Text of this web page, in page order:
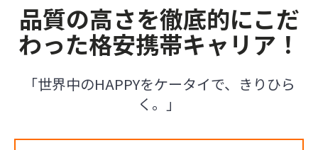
品質の高さを徹底的にこだ
わった格安携帯キャリア！
「世界中のHAPPYをケータイで、きりひら
く。」